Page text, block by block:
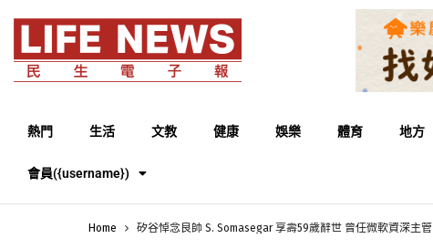
熱門 生活 文教 健康 娛樂 體育 地方
會員({username})
Home 矽谷悼念良師 S. Somasegar 享壽59歲辭世 曾任微軟資深主管